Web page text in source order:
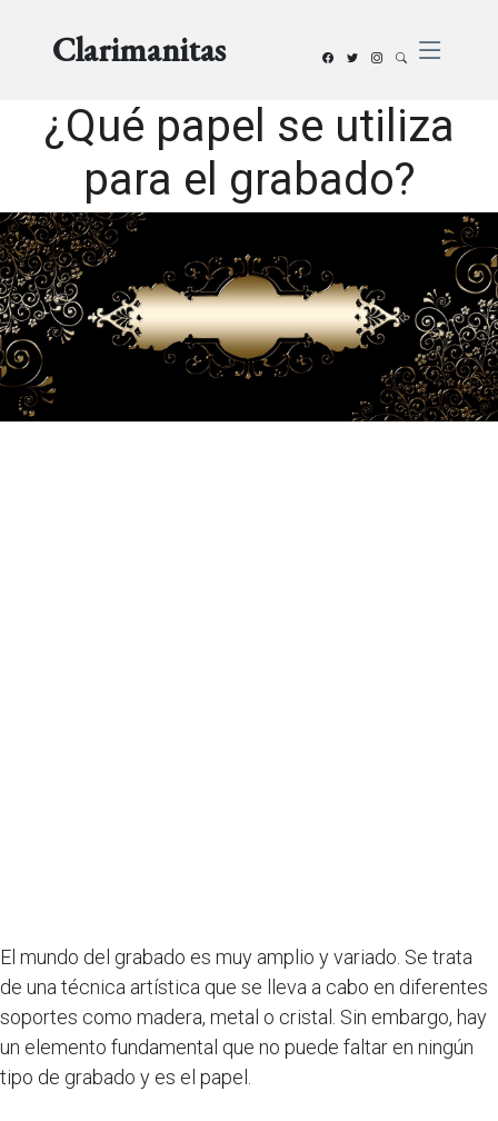
Clarimanitas
¿Qué papel se utiliza
para el grabado?
El mundo del grabado es muy amplio y variado. Se trata
de una técnica artística que se lleva a cabo en diferentes
soportes como madera, metal o cristal. Sin embargo, hay
un elemento fundamental que no puede faltar en ningún
tipo de grabado y es el papel.